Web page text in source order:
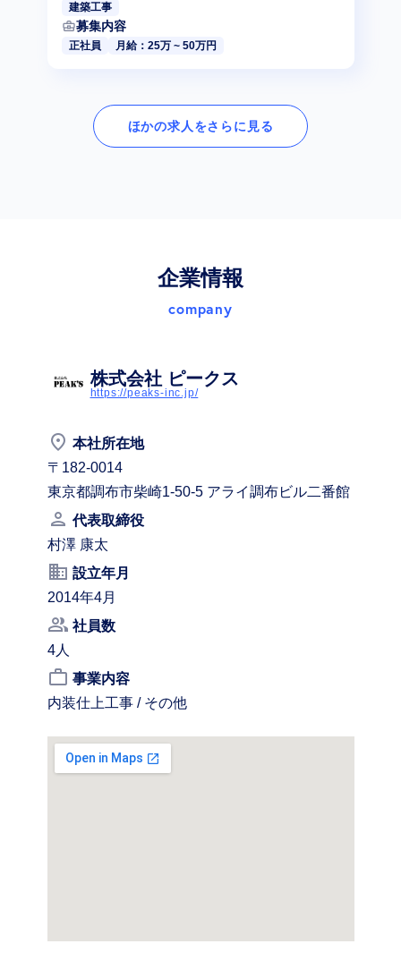
建築工事
business_center募集内容
正社員 月給：25万 ~ 50万円
ほかの求人をさらに見る
企業情報
company
株式会社 ピークス
https://peaks-inc.jp/
place 本社所在地
〒182-0014
東京都調布市柴崎1-50-5 アライ調布ビル二番館
person 代表取締役
村澤 康太
business 設立年月
2014年4月
people_alt 社員数
4人
work_outline 事業内容
内装仕上工事 / その他